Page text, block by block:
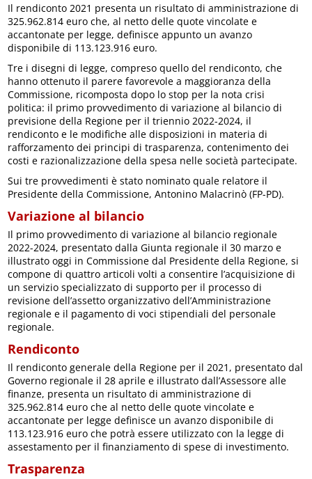
Il rendiconto 2021 presenta un risultato di amministrazione di
325.962.814 euro che, al netto delle quote vincolate e
accantonate per legge, definisce appunto un avanzo
disponibile di 113.123.916 euro.
Tre i disegni di legge, compreso quello del rendiconto, che
hanno ottenuto il parere favorevole a maggioranza della
Commissione, ricomposta dopo lo stop per la nota crisi
politica: il primo provvedimento di variazione al bilancio di
previsione della Regione per il triennio 2022-2024, il
rendiconto e le modifiche alle disposizioni in materia di
rafforzamento dei principi di trasparenza, contenimento dei
costi e razionalizzazione della spesa nelle società partecipate.
Sui tre provvedimenti è stato nominato quale relatore il
Presidente della Commissione, Antonino Malacrinò (FP-PD).
Variazione al bilancio
Il primo provvedimento di variazione al bilancio regionale
2022-2024, presentato dalla Giunta regionale il 30 marzo e
illustrato oggi in Commissione dal Presidente della Regione, si
compone di quattro articoli volti a consentire l’acquisizione di
un servizio specializzato di supporto per il processo di
revisione dell’assetto organizzativo dell’Amministrazione
regionale e il pagamento di voci stipendiali del personale
regionale.
Rendiconto
Il rendiconto generale della Regione per il 2021, presentato dal
Governo regionale il 28 aprile e illustrato dall’Assessore alle
finanze, presenta un risultato di amministrazione di
325.962.814 euro che al netto delle quote vincolate e
accantonate per legge definisce un avanzo disponibile di
113.123.916 euro che potrà essere utilizzato con la legge di
assestamento per il finanziamento di spese di investimento.
Trasparenza